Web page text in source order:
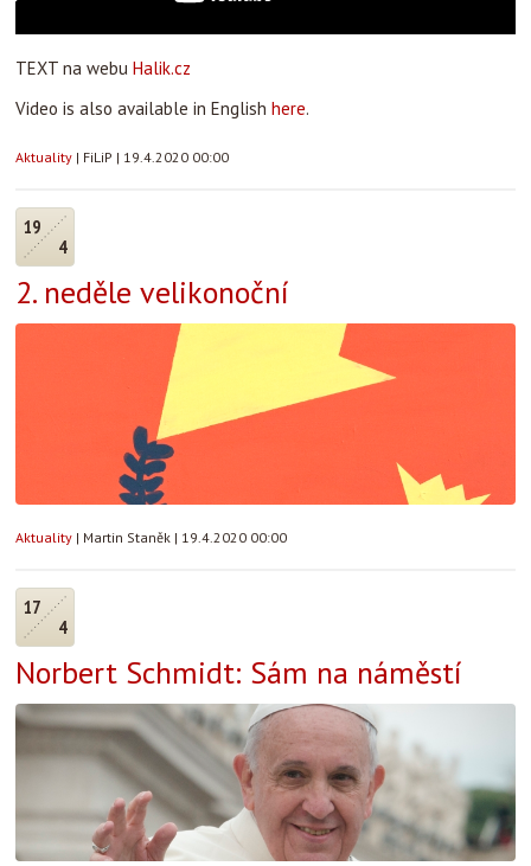
TEXT na webu Halik.cz
Video is also available in English here.
Aktuality | FiLiP | 19.4.2020 00:00
19
4
2. neděle velikonoční
Aktuality | Martin Staněk | 19.4.2020 00:00
17
4
Norbert Schmidt: Sám na náměstí